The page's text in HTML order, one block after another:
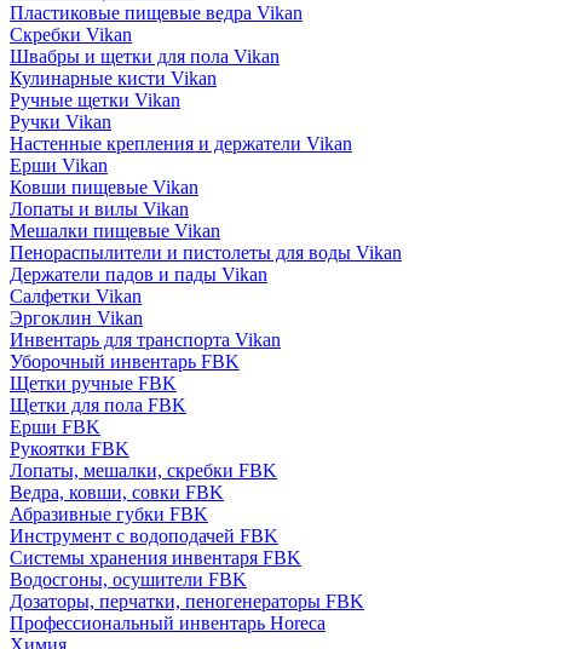
Пластиковые пищевые ведра Vikan
Скребки Vikan
Швабры и щетки для пола Vikan
Кулинарные кисти Vikan
Ручные щетки Vikan
Ручки Vikan
Настенные крепления и держатели Vikan
Ерши Vikan
Ковши пищевые Vikan
Лопаты и вилы Vikan
Мешалки пищевые Vikan
Пенораспылители и пистолеты для воды Vikan
Держатели падов и пады Vikan
Салфетки Vikan
Эргоклин Vikan
Инвентарь для транспорта Vikan
Уборочный инвентарь FBK
Щетки ручные FBK
Щетки для пола FBK
Ерши FBK
Рукоятки FBK
Лопаты, мешалки, скребки FBK
Ведра, ковши, совки FBK
Абразивные губки FBK
Инструмент с водоподачей FBK
Системы хранения инвентаря FBK
Водосгоны, осушители FBK
Дозаторы, перчатки, пеногенераторы FBK
Профессиональный инвентарь Horeca
Химия